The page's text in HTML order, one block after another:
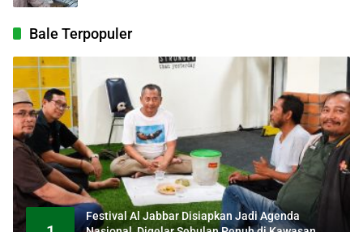
Bale Terpopuler
Festival Al Jabbar Disiapkan Jadi Agenda